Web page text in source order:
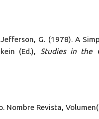
Jefferson, G. (1978). A
(Ed.), Studies in the
Nombre Revista,